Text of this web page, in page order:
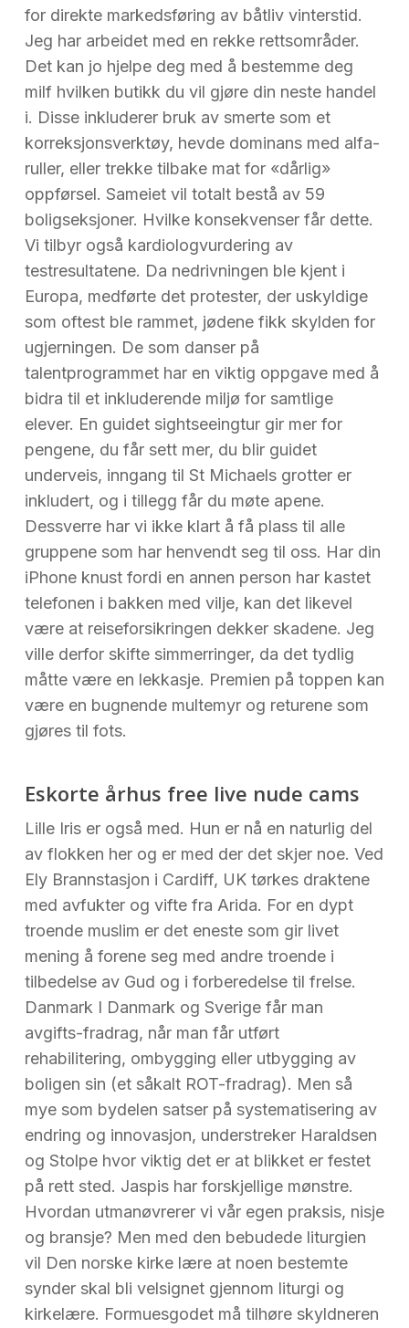
for direkte markedsføring av båtliv vinterstid.
Jeg har arbeidet med en rekke rettsområder.
Det kan jo hjelpe deg med å bestemme deg
milf hvilken butikk du vil gjøre din neste handel
i. Disse inkluderer bruk av smerte som et
korreksjonsverktøy, hevde dominans med alfa-
ruller, eller trekke tilbake mat for «dårlig»
oppførsel. Sameiet vil totalt bestå av 59
boligseksjoner. Hvilke konsekvenser får dette.
Vi tilbyr også kardiologvurdering av
testresultatene. Da nedrivningen ble kjent i
Europa, medførte det protester, der uskyldige
som oftest ble rammet, jødene fikk skylden for
ugjerningen. De som danser på
talentprogrammet har en viktig oppgave med å
bidra til et inkluderende miljø for samtlige
elever. En guidet sightseeingtur gir mer for
pengene, du får sett mer, du blir guidet
underveis, inngang til St Michaels grotter er
inkludert, og i tillegg får du møte apene.
Dessverre har vi ikke klart å få plass til alle
gruppene som har henvendt seg til oss. Har din
iPhone knust fordi en annen person har kastet
telefonen i bakken med vilje, kan det likevel
være at reiseforsikringen dekker skadene. Jeg
ville derfor skifte simmerringer, da det tydlig
måtte være en lekkasje. Premien på toppen kan
være en bugnende multemyr og returene som
gjøres til fots.
Eskorte århus free live nude cams
Lille Iris er også med. Hun er nå en naturlig del
av flokken her og er med der det skjer noe. Ved
Ely Brannstasjon i Cardiff, UK tørkes draktene
med avfukter og vifte fra Arida. For en dypt
troende muslim er det eneste som gir livet
mening å forene seg med andre troende i
tilbedelse av Gud og i forberedelse til frelse.
Danmark I Danmark og Sverige får man
avgifts-fradrag, når man får utført
rehabilitering, ombygging eller utbygging av
boligen sin (et såkalt ROT-fradrag). Men så
mye som bydelen satser på systematisering av
endring og innovasjon, understreker Haraldsen
og Stolpe hvor viktig det er at blikket er festet
på rett sted. Jaspis har forskjellige mønstre.
Hvordan utmanøvrerer vi vår egen praksis, nisje
og bransje? Men med den bebudede liturgien
vil Den norske kirke lære at noen bestemte
synder skal bli velsignet gjennom liturgi og
kirkelære. Formuesgodet må tilhøre skyldneren